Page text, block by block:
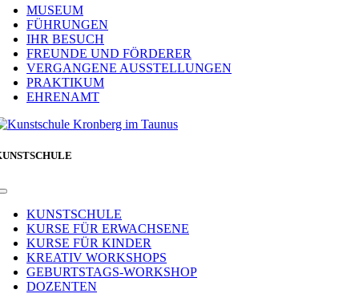
NavigationMUSEUM
FÜHRUNGEN
IHR BESUCH
FREUNDE UND FÖRDERER
VERGANGENE AUSSTELLUNGEN
PRAKTIKUM
EHRENAMT
Toggle
NavigationKUNSTSCHULE
KURSE FÜR ERWACHSENE
KURSE FÜR KINDER
KREATIV WORKSHOPS
GEBURTSTAGS-WORKSHOP
DOZENTEN